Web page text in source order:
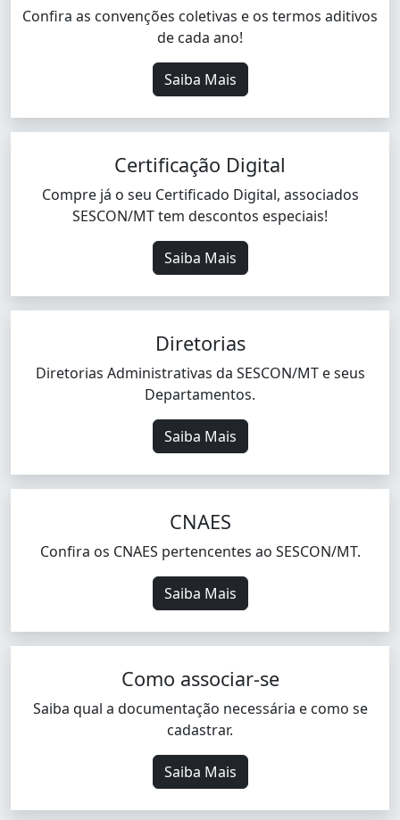
Confira as convenções coletivas e os termos aditivos
de cada ano!
Saiba Mais
Certificação Digital
Compre já o seu Certificado Digital, associados
SESCON/MT tem descontos especiais!
Saiba Mais
Diretorias
Diretorias Administrativas da SESCON/MT e seus
Departamentos.
Saiba Mais
CNAES
Confira os CNAES pertencentes ao SESCON/MT.
Saiba Mais
Como associar-se
Saiba qual a documentação necessária e como se
cadastrar.
Saiba Mais